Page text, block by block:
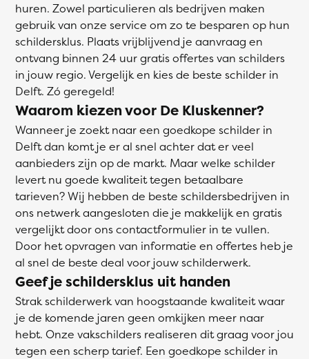
huren. Zowel particulieren als bedrijven maken
gebruik van onze service om zo te besparen op hun
schildersklus. Plaats vrijblijvend je aanvraag en
ontvang binnen 24 uur gratis offertes van schilders
in jouw regio. Vergelijk en kies de beste schilder in
Delft. Zó geregeld!
Waarom kiezen voor De Kluskenner?
Wanneer je zoekt naar een goedkope schilder in
Delft dan komt je er al snel achter dat er veel
aanbieders zijn op de markt. Maar welke schilder
levert nu goede kwaliteit tegen betaalbare
tarieven? Wij hebben de beste schildersbedrijven in
ons netwerk aangesloten die je makkelijk en gratis
vergelijkt door ons contactformulier in te vullen.
Door het opvragen van informatie en offertes heb je
al snel de beste deal voor jouw schilderwerk.
Geef je schildersklus uit handen
Strak schilderwerk van hoogstaande kwaliteit waar
je de komende jaren geen omkijken meer naar
hebt. Onze vakschilders realiseren dit graag voor jou
tegen een scherp tarief. Een goedkope schilder in